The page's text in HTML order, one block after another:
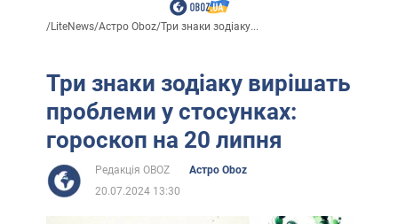
/LiteNews/Астро Oboz/Три знаки зодіаку...
Три знаки зодіаку вирішать
проблеми у стосунках:
гороскоп на 20 липня
Редакція OBOZ
Астро Oboz
20.07.2024 13:30